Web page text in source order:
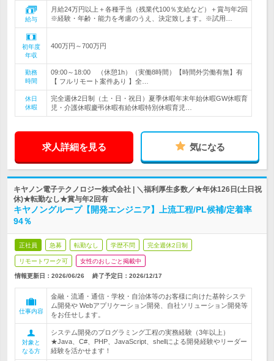
給与
月給24万円以上＋各種手当（残業代100％支給など）＋賞与年2回
※経験・年齢・能力を考慮のうえ、決定致します。※試用…
初年度
年収
400万円～700万円
勤務
時間
09:00～18:00 （休憩1h）（実働8時間）【時間外労働有無】有
【 フルリモート案件あり 】全…
休日
休暇
完全週休2日制（土・日・祝日）夏季休暇年末年始休暇GW休暇育
児・介護休暇慶弔休暇有給休暇特別休暇育児…
求人詳細を見る 気になる
キヤノン電子テクノロジー株式会社 | ＼福利厚生多数／★年休126日(土日祝
休)★転勤なし★賞与年2回有
キヤノングループ【開発エンジニア】上流工程/PL候補/定着率
94％
正社員 急募 転勤なし 学歴不問 完全週休2日制
リモートワーク可 女性のおしごと掲載中
情報更新日：2026/06/26 終了予定日： 2026/12/17
仕事内容
金融・流通・通信・学校・自治体等のお客様に向けた基幹システ
ム開発や Webアプリケーション開発、自社ソリューション開発等
をお任せします。
対象と
なる方
システム開発のプログラミング工程の実務経験（3年以上）
★Java、C#、PHP、JavaScript、shellによる開発経験やリーダー
経験を活かせます！